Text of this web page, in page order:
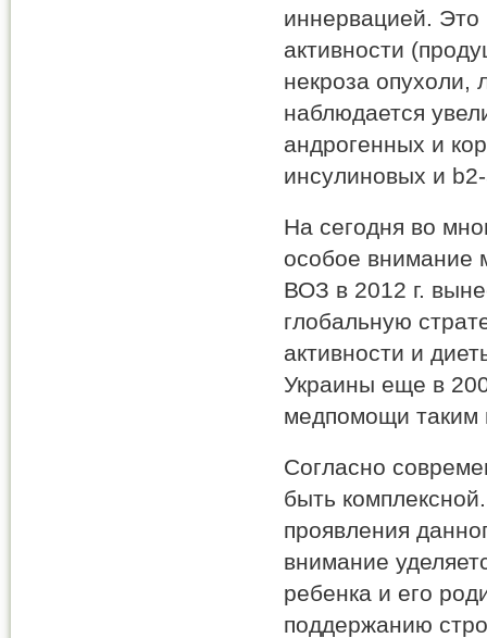
иннервацией. Это
активности
некроза опухоли,
наблюдается
андрогенных и
инсулиновых и
На сегодня во
особое внимание
ВОЗ в 2012 г.
глобальную
активности и
Украины еще в
медпомощи таким
Согласно
быть
проявления
внимание
ребенка и его
поддержанию